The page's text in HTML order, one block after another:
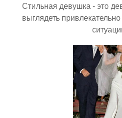
Стильная девушка - это
выглядеть